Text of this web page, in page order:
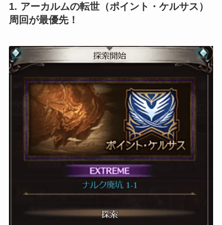
1. アーカルムの転世（ポイント・ケルサス）
周回が最優先！